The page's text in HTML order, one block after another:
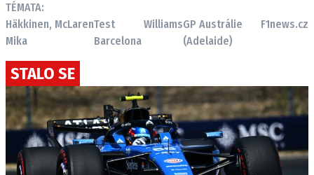
TÉMATA:
Häkkinen,
Mika
McLarenTest
Barcelona
WilliamsGP Austrálie
(Adelaide)
F1news.cz
STALO SE